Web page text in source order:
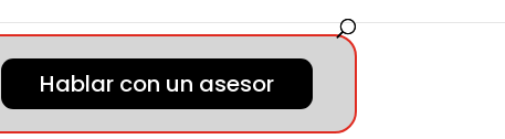
Hablar con un asesor